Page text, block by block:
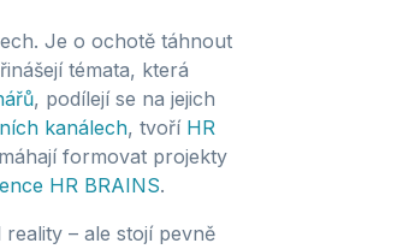
Je o ochotě táhnout
témata, která
, podílejí se na jejich
kanálech, tvoří HR
formovat projekty
HR BRAINS.
– ale stojí pevně